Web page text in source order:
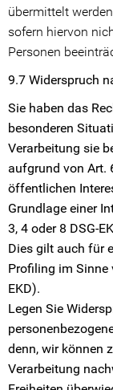
übermittelt
sofern hiervon
Personen
9.7 Widerspruch
Sie haben das
besonderen
Verarbeitung sie
aufgrund von Art.
öffentlichen
Grundlage einer
3, 4 oder 8 DSG-
Dies gilt auch für
Profiling im Sinne
EKD).
Legen Sie
denn, wir können
Verarbeitung